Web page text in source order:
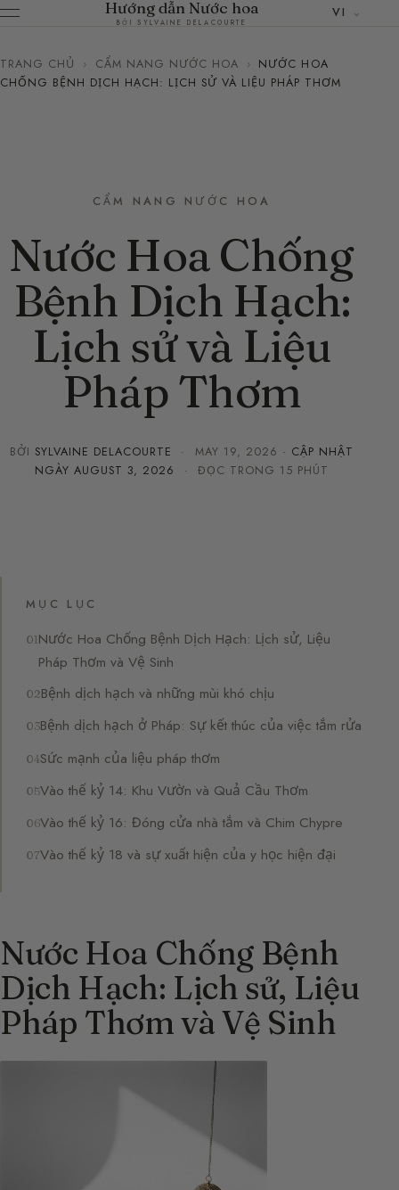
Hướng dẫn Nước hoa
BỞI SYLVAINE DELACOURTE
VI
TRANG CHỦ › CẨM NANG NƯỚC HOA › NƯỚC HOA
CHỐNG BỆNH DỊCH HẠCH: LỊCH SỬ VÀ LIỆU PHÁP THƠM
CẨM NANG NƯỚC HOA
Nước Hoa Chống
Bệnh Dịch Hạch:
Lịch sử và Liệu
Pháp Thơm
BỞI SYLVAINE DELACOURTE · MAY 19, 2026 · CẬP NHẬT
NGÀYAUGUST 3, 2026 · ĐỌC TRONG 15 PHÚT
MỤC LỤC
Nước Hoa Chống Bệnh Dịch Hạch: Lịch sử, Liệu
Pháp Thơm và Vệ Sinh
Bệnh dịch hạch và những mùi khó chịu
Bệnh dịch hạch ở Pháp: Sự kết thúc của việc tắm rửa
Sức mạnh của liệu pháp thơm
Vào thế kỷ 14: Khu Vườn và Quả Cầu Thơm
Vào thế kỷ 16: Đóng cửa nhà tắm và Chim Chypre
Vào thế kỷ 18 và sự xuất hiện của y học hiện đại
Nước Hoa Chống Bệnh
Dịch Hạch: Lịch sử, Liệu
Pháp Thơm và Vệ Sinh